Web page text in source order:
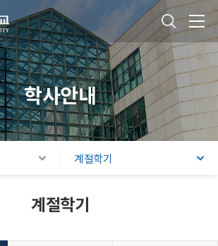
주메뉴 바로가기
본문내용 바로가기
푸터 바로가기 통합검색
학사안내
계절학기
계절학기